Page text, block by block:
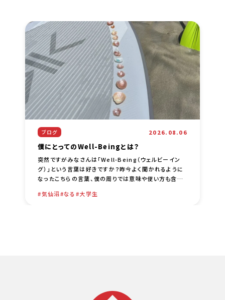
ブログ 2026.08.06
僕にとってのWell-Beingとは？
突然ですがみなさんは「Well-Being（ウェルビーイン
グ）」という言葉は好きですか？昨今よく聞かれるように
なったこちらの言葉、僕の周りでは意味や使い方も含め
は、比較的 [… …
気仙沼 なる 大学生